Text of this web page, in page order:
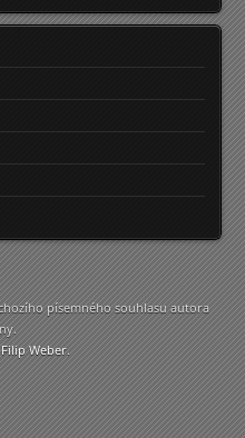
písemného souhlasu autora
Filip Weber.